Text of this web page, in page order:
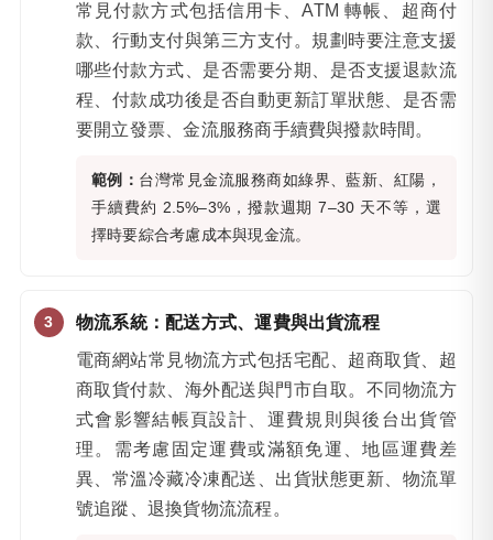
常見付款方式包括信用卡、ATM 轉帳、超商付
款、行動支付與第三方支付。規劃時要注意支援
哪些付款方式、是否需要分期、是否支援退款流
程、付款成功後是否自動更新訂單狀態、是否需
要開立發票、金流服務商手續費與撥款時間。
範例： 台灣常見金流服務商如綠界、藍新、紅陽，
手續費約 2.5%–3%，撥款週期 7–30 天不等，選
擇時要綜合考慮成本與現金流。
物流系統：配送方式、運費與出貨流程
電商網站常見物流方式包括宅配、超商取貨、超
商取貨付款、海外配送與門市自取。不同物流方
式會影響結帳頁設計、運費規則與後台出貨管
理。需考慮固定運費或滿額免運、地區運費差
異、常溫冷藏冷凍配送、出貨狀態更新、物流單
號追蹤、退換貨物流流程。